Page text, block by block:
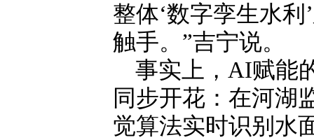
整体‘数字孪生水
触手。”吉宁说。
事实上，AI赋能
同步开花：在河湖
觉算法实时识别水